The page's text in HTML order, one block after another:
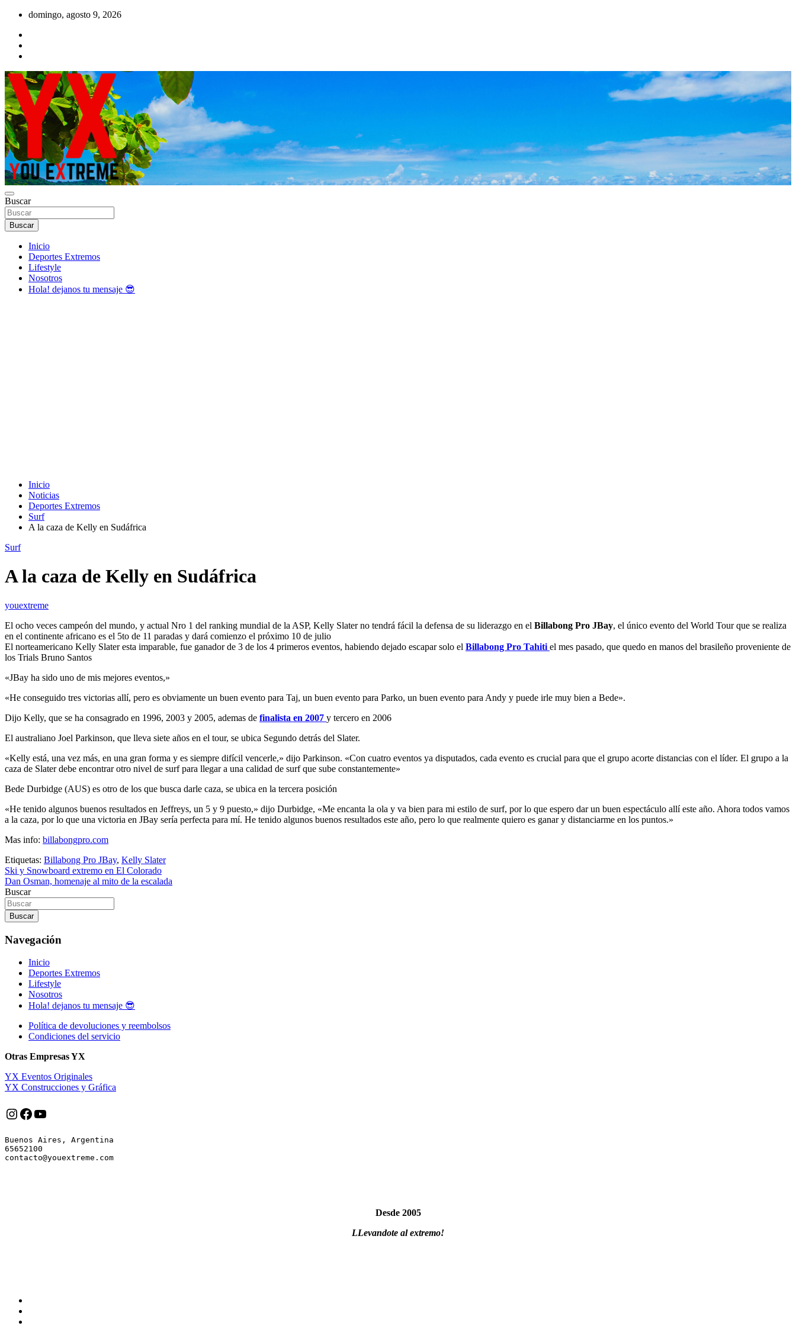
Saltar
contenido
domingo, agosto 9, 2026
YOU EXTREME
YX Deportes Extremos Lifestyle
Buscar
Buscar
Inicio
Deportes Extremos
Lifestyle
Nosotros
Hola! dejanos tu mensaje 😎
Inicio
Noticias
Deportes Extremos
Surf
A la caza de Kelly en Sudáfrica
Surf
A la caza de Kelly en Sudáfrica
youextreme
El ocho veces campeón del mundo, y actual Nro 1 del ranking mundial de la ASP, Kelly Slater no tendrá fácil la defensa de su liderazgo en el Billabong Pro JBay, el único evento del World Tour que se realiza
en el continente africano es el 5to de 11 paradas y dará comienzo el próximo 10 de julio
El norteamericano Kelly Slater esta imparable, fue ganador de 3 de los 4 primeros eventos, habiendo dejado escapar solo el Billabong Pro Tahiti el mes pasado, que quedo en manos del brasileño proveniente de
los Trials Bruno Santos
«JBay ha sido uno de mis mejores eventos,»
«He conseguido tres victorias allí, pero es obviamente un buen evento para Taj, un buen evento para Parko, un buen evento para Andy y puede irle muy bien a Bede».
Dijo Kelly, que se ha consagrado en 1996, 2003 y 2005, ademas de finalista en 2007 y tercero en 2006
El australiano Joel Parkinson, que lleva siete años en el tour, se ubica Segundo detrás del Slater.
«Kelly está, una vez más, en una gran forma y es siempre difícil vencerle,» dijo Parkinson. «Con cuatro eventos ya disputados, cada evento es crucial para que el grupo acorte distancias con el líder. El grupo a la
caza de Slater debe encontrar otro nivel de surf para llegar a una calidad de surf que sube constantemente»
Bede Durbidge (AUS) es otro de los que busca darle caza, se ubica en la tercera posición
«He tenido algunos buenos resultados en Jeffreys, un 5 y 9 puesto,» dijo Durbidge, «Me encanta la ola y va bien para mi estilo de surf, por lo que espero dar un buen espectáculo allí este año. Ahora todos vamos
a la caza, por lo que una victoria en JBay sería perfecta para mí. He tenido algunos buenos resultados este año, pero lo que realmente quiero es ganar y distanciarme en los puntos.»
Mas info: billabongpro.com
Etiquetas: Billabong Pro JBay, Kelly Slater
Navegación
de
entradas
Ski y Snowboard extremo en El Colorado
Dan Osman, homenaje al mito de la escalada
Buscar
Buscar
Navegación
Inicio
Deportes Extremos
Lifestyle
Nosotros
Hola! dejanos tu mensaje 😎
Política de devoluciones y reembolsos
Condiciones del servicio
Otras Empresas YX
YX Eventos Originales
YX Construcciones y Gráfica
Instagram
Facebook
YouTube
Buenos Aires, Argentina
65652100
Desde 2005
LLevandote al extremo!